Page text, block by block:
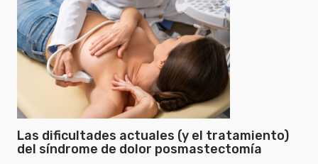
Las dificultades actuales (y el tratamiento)
del síndrome de dolor posmastectomía